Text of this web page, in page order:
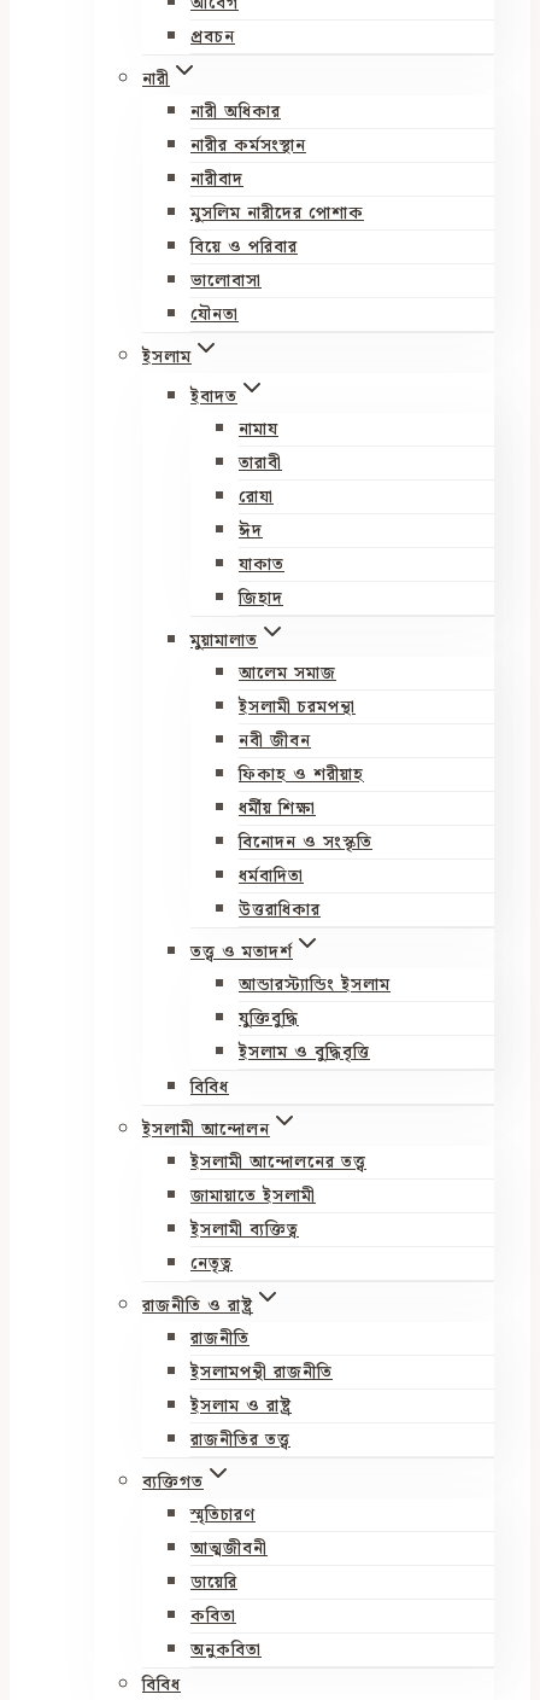
প্রবচন
নারী
নারী অধিকার
নারীর কর্মসংস্থান
নারীবাদ
মুসলিম নারীদের পোশাক
বিয়ে ও পরিবার
ভালোবাসা
যৌনতা
ইসলাম
ইবাদত
নামায
তারাবী
রোযা
ঈদ
যাকাত
জিহাদ
মুয়ামালাত
আলেম সমাজ
ইসলামী চরমপন্থা
নবী জীবন
ফিকাহ ও শরীয়াহ
ধর্মীয় শিক্ষা
বিনোদন ও সংস্কৃতি
ধর্মবাদিতা
উত্তরাধিকার
তত্ত্ব ও মতাদর্শ
আন্ডারস্ট্যান্ডিং ইসলাম
যুক্তিবুদ্ধি
ইসলাম ও বুদ্ধিবৃত্তি
বিবিধ
ইসলামী আন্দোলন
ইসলামী আন্দোলনের তত্ত্ব
জামায়াতে ইসলামী
ইসলামী ব্যক্তিত্ব
নেতৃত্ব
রাজনীতি ও রাষ্ট্র
রাজনীতি
ইসলামপন্থী রাজনীতি
ইসলাম ও রাষ্ট্র
রাজনীতির তত্ত্ব
ব্যক্তিগত
স্মৃতিচারণ
আত্মজীবনী
ডায়েরি
কবিতা
অনুকবিতা
বিবিধ